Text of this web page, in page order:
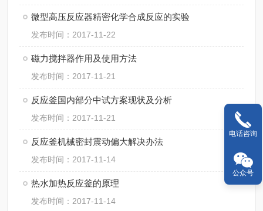
微型高压反应器精密化学合成反应的实验
发布时间：2017-11-22
磁力搅拌器作用及使用方法
发布时间：2017-11-21
反应釜国内部分中试方案现状及分析
发布时间：2017-11-21
反应釜机械密封震动偏大解决办法
发布时间：2017-11-14
热水加热反应釜的原理
发布时间：2017-11-14
电话咨询
公众号